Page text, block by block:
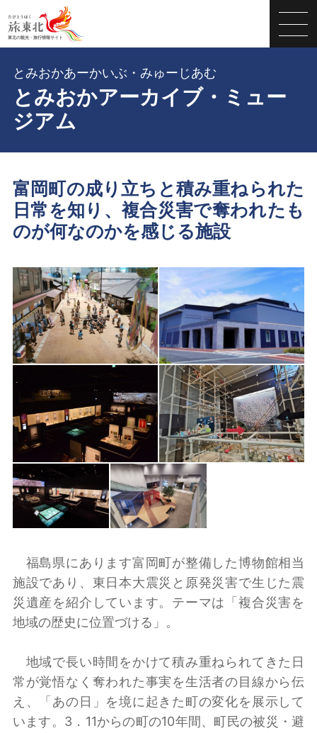
とみおかアーカイブ・ミュー
ジアム
とみおかあーかいぶ・みゅーじあむ
富岡町の成り立ちと積み重ねられた
日常を知り、複合災害で奪われたも
のが何なのかを感じる施設
福島県にあります富岡町が整備した博物館相当
施設であり、東日本大震災と原発災害で生じた震
災遺産を紹介しています。テーマは「複合災害を
地域の歴史に位置づける」。
地域で長い時間をかけて積み重ねられてきた日
常が覚悟なく奪われた事実を生活者の目線から伝
え、「あの日」を境に起きた町の変化を展示して
います。3．11からの町の10年間、町民の被災・避